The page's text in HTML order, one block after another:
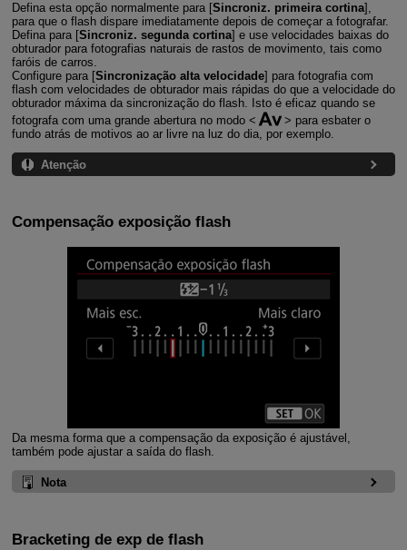
Defina esta opção normalmente para [Sincroniz. primeira cortina],
para que o flash dispare imediatamente depois de começar a fotografar.
Defina para [Sincroniz. segunda cortina] e use velocidades baixas do
obturador para fotografias naturais de rastos de movimento, tais como
faróis de carros.
Configure para [Sincronização alta velocidade] para fotografia com
flash com velocidades de obturador mais rápidas do que a velocidade do
obturador máxima da sincronização do flash. Isto é eficaz quando se
fotografa com uma grande abertura no modo
para esbater o
fundo atrás de motivos ao ar livre na luz do dia, por exemplo.
Atenção
Compensação exposição flash
Da mesma forma que a compensação da exposição é ajustável,
também pode ajustar a saída do flash.
Nota
Bracketing de exp de flash